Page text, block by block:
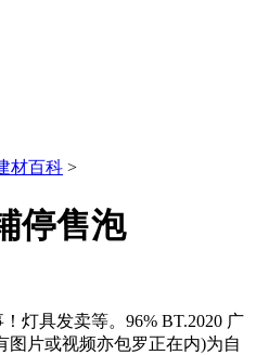
材百科 >
停售泡
具发卖等。96% BT.2020 广
图片或视频亦包罗正在内)为自